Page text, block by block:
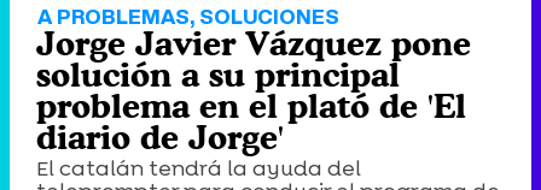
A PROBLEMAS, SOLUCIONES
Jorge Javier Vázquez pone
solución a su principal
problema en el plató de 'El
diario de Jorge'
El catalán tendrá la ayuda del